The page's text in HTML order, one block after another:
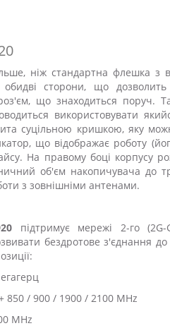
ніж стандартна флешка
сторони, що
що знаходиться поруч.
використовувати
суцільною кришкою, яку
що відображає роботу
На правому боці корпусу
об'єм накопичувача до
з зовнішніми антенами.
підтримує мережі 2-го (2G-
бездротове з'єднання
850 / 900 / 1900 / 2100 MHz
MHz